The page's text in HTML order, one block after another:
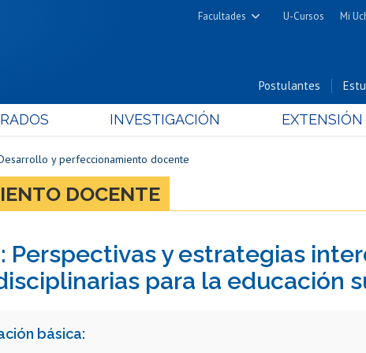
Facultades
Cs. Físicas y Matemáticas
Cs. Químicas y Farmacéuticas
Estudios Avanzados en Educación
Nutrición y Tecnología de
U-Cursos Mi
Postulantes
INVESTIGACIÓN EXTENSIÓN
y perfeccionamiento docente
DOCENTE
Perspectivas y estrategias
para la educación
básica: